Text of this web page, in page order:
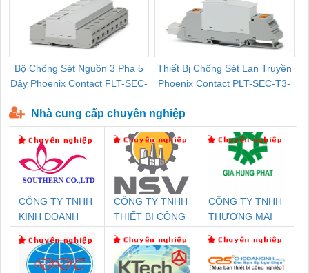
Bộ Chống Sét Nguồn 3 Pha 5
Dây Phoenix Contact FLT-SEC-
Thiết Bị Chống Sét Lan Truyền
Phoenix Contact PLT-SEC-T3-
Nhà cung cấp chuyên nghiệp
CÔNG TY TNHH
KINH DOANH
PHƯƠNG NAM
CÔNG TY TNHH
THIẾT BỊ CÔNG
SETSUBI VIỆT
NAM
CÔNG TY TNHH
THƯƠNG MẠI
THUẬT ĐIỆN CƠ
GIA HƯNG